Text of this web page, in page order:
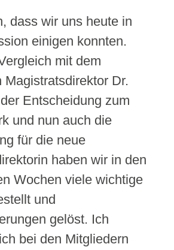
dass wir uns heute in
einigen konnten.
mit dem
Magistratsdirektor Dr.
Entscheidung zum
und nun auch die
für die neue
haben wir in den
Wochen viele wichtige
und
gelöst. Ich
bei den Mitgliedern